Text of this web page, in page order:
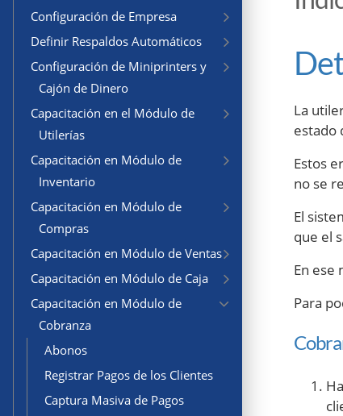
Configuración de Empresa
Definir Respaldos Automáticos
Configuración de Miniprinters y
Cajón de Dinero
Capacitación en el Módulo de
Utilerías
Capacitación en Módulo de
Inventario
Capacitación en Módulo de
Compras
Capacitación en Módulo de Ventas
Capacitación en Módulo de Caja
Capacitación en Módulo de
Cobranza
Abonos
Registrar Pagos de los Clientes
Captura Masiva de Pagos
La
estado
Estos
no se
El
que el
En ese
Para